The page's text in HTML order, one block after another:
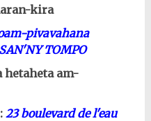
kira
pivavahana
TOMPO
am-
23 boulevard de l'eau